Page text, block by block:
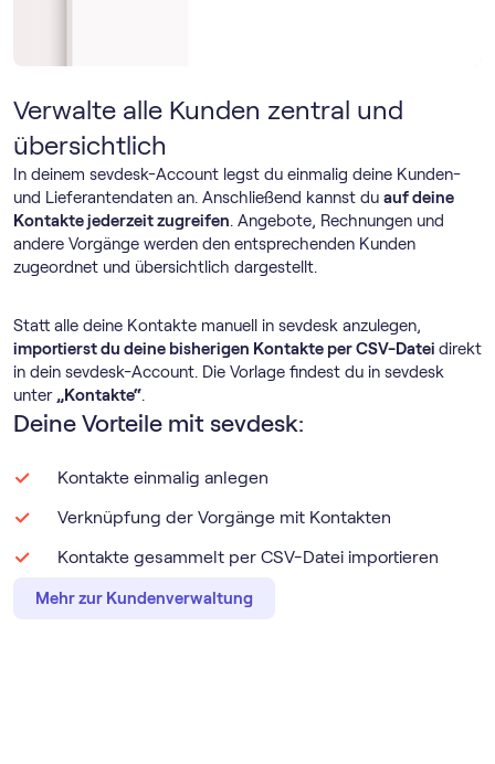
Verwalte alle Kunden zentral und
übersichtlich
In deinem sevdesk-Account legst du einmalig deine Kunden-
und Lieferantendaten an. Anschließend kannst du auf deine
Kontakte jederzeit zugreifen. Angebote, Rechnungen und
andere Vorgänge werden den entsprechenden Kunden
zugeordnet und übersichtlich dargestellt.
Statt alle deine Kontakte manuell in sevdesk anzulegen,
importierst du deine bisherigen Kontakte per CSV-Datei direkt
in dein sevdesk-Account. Die Vorlage findest du in sevdesk
unter „Kontakte“.
Deine Vorteile mit sevdesk:
Kontakte einmalig anlegen
Verknüpfung der Vorgänge mit Kontakten
Kontakte gesammelt per CSV-Datei importieren
Mehr zur Kundenverwaltung